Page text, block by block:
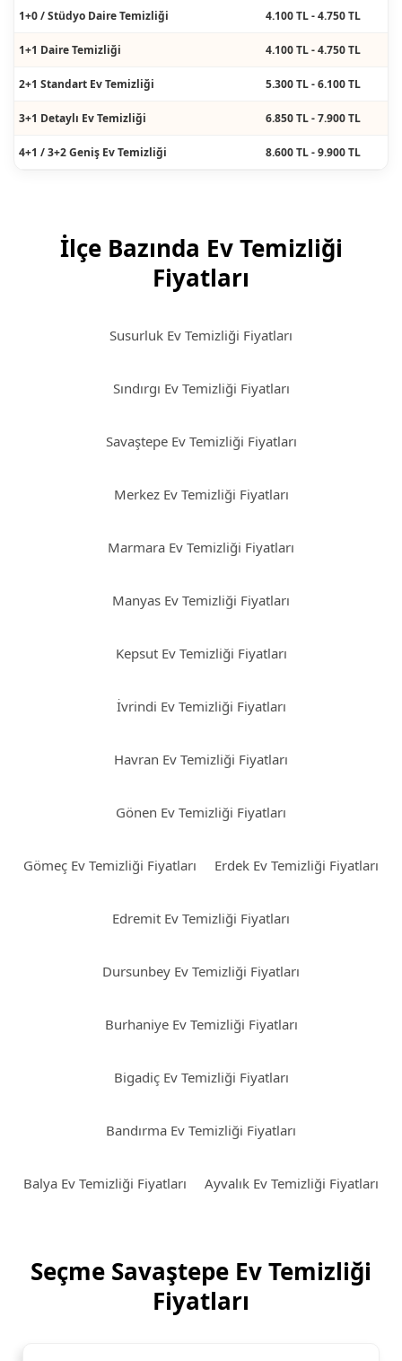
1+0 / Stüdyo Daire Temizliği 4.100 TL - 4.750 TL
1+1 Daire Temizliği 4.100 TL - 4.750 TL
2+1 Standart Ev Temizliği 5.300 TL - 6.100 TL
3+1 Detaylı Ev Temizliği 6.850 TL - 7.900 TL
4+1 / 3+2 Geniş Ev Temizliği 8.600 TL - 9.900 TL
İlçe Bazında Ev Temizliği
Fiyatları
Susurluk Ev Temizliği Fiyatları
Sındırgı Ev Temizliği Fiyatları
Savaştepe Ev Temizliği Fiyatları
Merkez Ev Temizliği Fiyatları
Marmara Ev Temizliği Fiyatları
Manyas Ev Temizliği Fiyatları
Kepsut Ev Temizliği Fiyatları
İvrindi Ev Temizliği Fiyatları
Havran Ev Temizliği Fiyatları
Gönen Ev Temizliği Fiyatları
Gömeç Ev Temizliği Fiyatları Erdek Ev Temizliği Fiyatları
Edremit Ev Temizliği Fiyatları
Dursunbey Ev Temizliği Fiyatları
Burhaniye Ev Temizliği Fiyatları
Bigadiç Ev Temizliği Fiyatları
Bandırma Ev Temizliği Fiyatları
Balya Ev Temizliği Fiyatları Ayvalık Ev Temizliği Fiyatları
Seçme Savaştepe Ev Temizliği
Fiyatları